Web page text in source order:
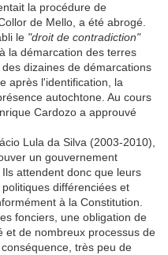
la procédure de
de Mello, a été abrogé.
le "droit de contradiction"
la démarcation des terres
dizaines de démarcations
après l'identification, la
autochtone. Au cours
Cardozo a approuvé
Lula da Silva (2003-2010),
un gouvernement
attendent donc que leurs
différenciées et
à la Constitution.
fonciers, une obligation de
et de nombreux processus de
très peu de